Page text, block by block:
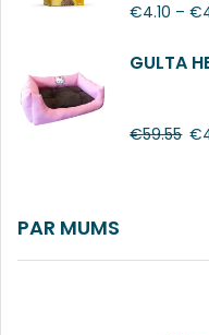
€4.10 – €
GULTA
€59.55 €
PAR MUMS